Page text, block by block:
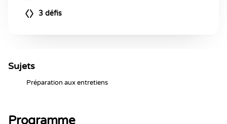
3 défis
Sujets
Préparation aux entretiens
Programme